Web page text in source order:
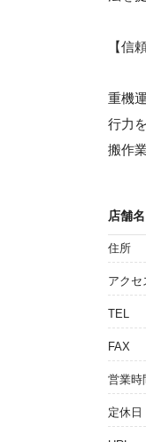
【信
重機
行力
搬作
店舗名
住所
アクセ
TEL
FAX
営業時
定休日